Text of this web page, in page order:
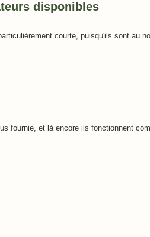
disponibles
courte, puisqu'ils sont au
fournie, et là encore ils fonctionnent